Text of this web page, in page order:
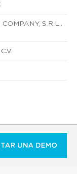
S.R.L..
UNA DEMO